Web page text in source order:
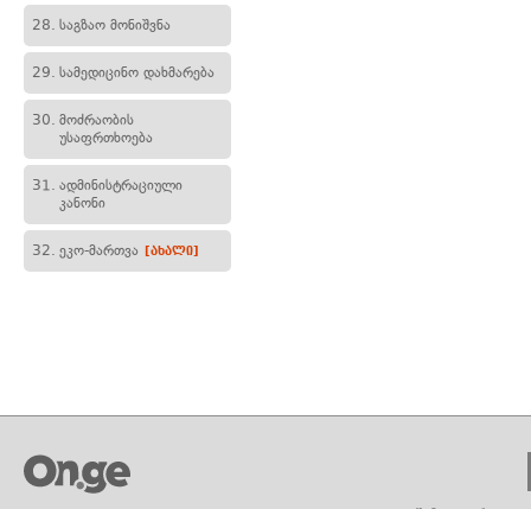
28. საგზაო მონიშვნა
29. სამედიცინო დახმარება
30. მოძრაობის
უსაფრთხოება
31. ადმინისტრაციული
კანონი
32. ეკო-მართვა [ახალი]